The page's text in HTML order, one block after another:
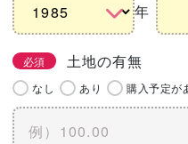
年
必須 土地の有無
なし あり 購入予定が